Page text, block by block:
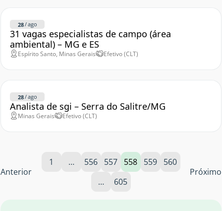
28/ago
31 vagas especialistas de campo (área
ambiental) – MG e ES
Espírito Santo, Minas Gerais Efetivo (CLT)
28/ago
Analista de sgi – Serra do Salitre/MG
Minas Gerais Efetivo (CLT)
Anterior
1 … 556 557 558 559
560
…
605
Próximo